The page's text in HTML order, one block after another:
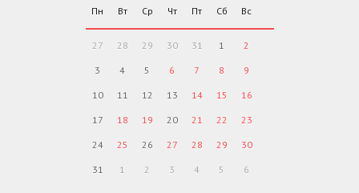
Пн Вт Ср Чт Пт Сб Вс
27 28 29 30 31 1 2
3 4 5 6 7 8 9
10 11 12 13 14 15 16
17 18 19 20 21 22 23
24 25 26 27 28 29 30
31 1 2 3 4 5 6